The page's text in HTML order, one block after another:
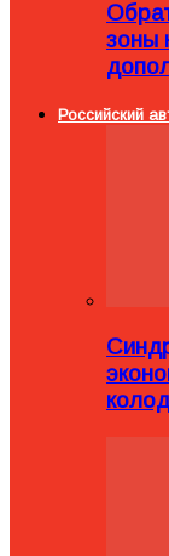
зоны
Российский